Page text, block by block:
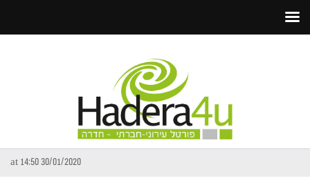
30/01/2020 at 14:50